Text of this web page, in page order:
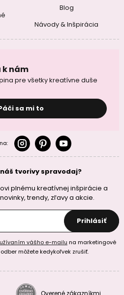
Blog
Návody & Inšpirácia
k nám
pre všetky kreatívne duše
sa mi to
tvorivy spravodaj?
plnému kreatívnej inšpirácie a
trendy, zľavy a akcie.
Prihlásiť
vášho e-mailu na marketingové
môžete kedykoľvek zrušiť.
Overené zákazníkmi